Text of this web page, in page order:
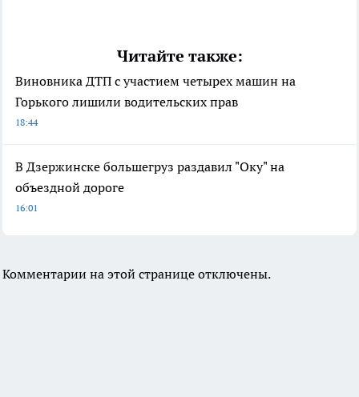
Читайте также:
Виновника ДТП с участием четырех машин на
Горького лишили водительских прав
18:44
В Дзержинске большегруз раздавил "Оку" на
объездной дороге
16:01
Комментарии на этой странице отключены.